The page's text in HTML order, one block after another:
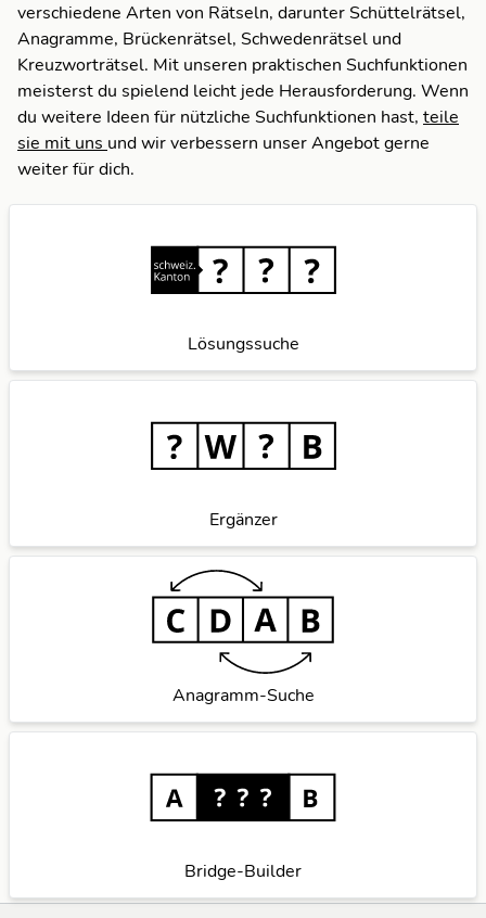
verschiedene Arten von Rätseln, darunter Schüttelrätsel,
Anagramme, Brückenrätsel, Schwedenrätsel und
Kreuzworträtsel. Mit unseren praktischen Suchfunktionen
meisterst du spielend leicht jede Herausforderung. Wenn
du weitere Ideen für nützliche Suchfunktionen hast, teile
sie mit uns und wir verbessern unser Angebot gerne
weiter für dich.
Lösungssuche
Ergänzer
Anagramm-Suche
Bridge-Builder